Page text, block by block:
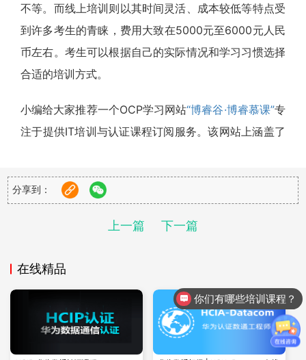
不等。而线上培训则以其时间灵活、成本较低等特点受
到许多考生的青睐，费用大致在5000元至6000元人民
币左右。考生可以根据自己的实际情况和学习习惯选择
合适的培训方式。
小编给大家推荐一个OCP学习网站“博睿谷·博睿慕课”专
注于提供IT培训与认证课程订阅服务。该网站上涵盖了
RHCA、甲骨文认证等多种培训服务，并且价格也比较
亲民。
分享到：
上一篇 下一篇
在线精品
你们有哪些培训课程？